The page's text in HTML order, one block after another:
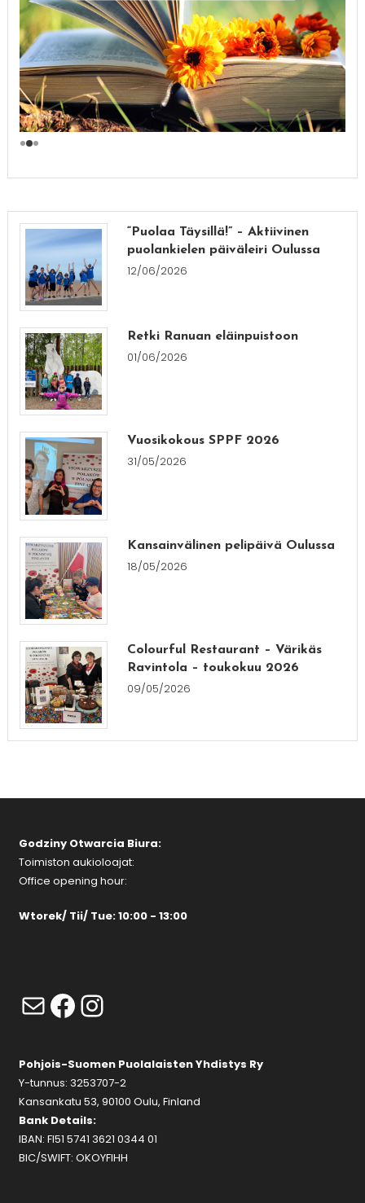
“Puolaa Täysillä!” – Aktiivinen
puolankielen päiväleiri Oulussa
12/06/2026
Retki Ranuan eläinpuistoon
01/06/2026
Vuosikokous SPPF 2026
31/05/2026
Kansainvälinen pelipäivä Oulussa
18/05/2026
Colourful Restaurant – Värikäs
Ravintola – toukokuu 2026
09/05/2026
Godziny Otwarcia Biura:
Toimiston aukioloajat:
Office opening hour:
Wtorek/ Tii/ Tue: 10:00 - 13:00
MailFacebook
Instagram
Pohjois-Suomen Puolalaisten Yhdistys Ry
Y-tunnus: 3253707-2
Kansankatu 53, 90100 Oulu, Finland
Bank Details:
IBAN: FI51 5741 3621 0344 01
BIC/SWIFT: OKOYFIHH